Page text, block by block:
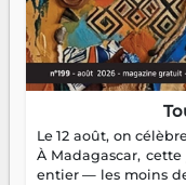
Le 12 août, on
À Madagascar,
entier — les moins